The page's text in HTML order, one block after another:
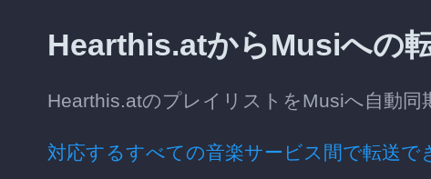
Hearthis.atからMusiへの
Hearthis.atのプレイリストをMusiへ自動同
対応するすべての音楽サービス間で転送で